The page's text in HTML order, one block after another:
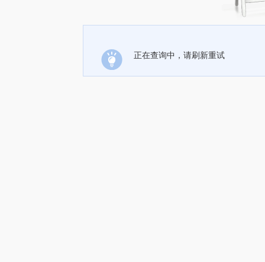
正在查询中，请刷新重试